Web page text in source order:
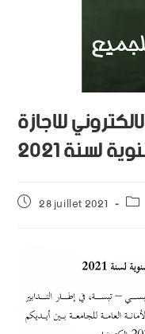
للإجازة
28 juillet 2021